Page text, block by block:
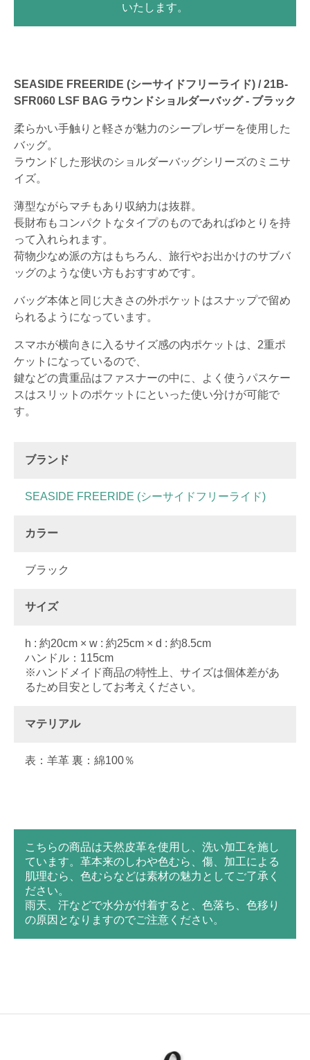
いたします。
SEASIDE FREERIDE (シーサイドフリーライド) / 21B-
SFR060 LSF BAG ラウンドショルダーバッグ - ブラック
柔らかい手触りと軽さが魅力のシープレザーを使用した
バッグ。
ラウンドした形状のショルダーバッグシリーズのミニサ
イズ。
薄型ながらマチもあり収納力は抜群。
長財布もコンパクトなタイプのものであればゆとりを持
って入れられます。
荷物少なめ派の方はもちろん、旅行やお出かけのサブバ
ッグのような使い方もおすすめです。
バッグ本体と同じ大きさの外ポケットはスナップで留め
られるようになっています。
スマホが横向きに入るサイズ感の内ポケットは、2重ポ
ケットになっているので、
鍵などの貴重品はファスナーの中に、よく使うパスケー
スはスリットのポケットにといった使い分けが可能で
す。
ブランド
SEASIDE FREERIDE (シーサイドフリーライド)
カラー
ブラック
サイズ
h : 約20cm × w : 約25cm × d : 約8.5cm
ハンドル：115cm
※ハンドメイド商品の特性上、サイズは個体差があ
るため目安としてお考えください。
マテリアル
表：羊革 裏：綿100％
こちらの商品は天然皮革を使用し、洗い加工を施し
ています。革本来のしわや色むら、傷、加工による
肌理むら、色むらなどは素材の魅力としてご了承く
ださい。
雨天、汗などで水分が付着すると、色落ち、色移り
の原因となりますのでご注意ください。